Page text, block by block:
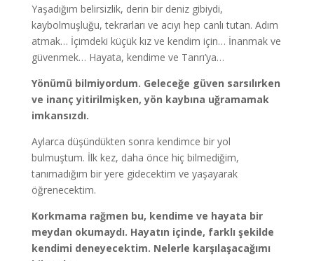
Yaşadığım belirsizlik, derin bir deniz gibiydi,
kaybolmuşluğu, tekrarları ve acıyı hep canlı tutan. Adım
atmak… İçimdeki küçük kız ve kendim için… İnanmak ve
güvenmek… Hayata, kendime ve Tanrı’ya…
Yönümü bilmiyordum. Geleceğe güven sarsılırken
ve inanç yitirilmişken, yön kaybına uğramamak
imkansızdı.
Aylarca düşündükten sonra kendimce bir yol
bulmuştum. İlk kez, daha önce hiç bilmediğim,
tanımadığım bir yere gidecektim ve yaşayarak
öğrenecektim.
Korkmama rağmen bu, kendime ve hayata bir
meydan okumaydı. Hayatın içinde, farklı şekilde
kendimi deneyecektim. Nelerle karşılaşacağımı